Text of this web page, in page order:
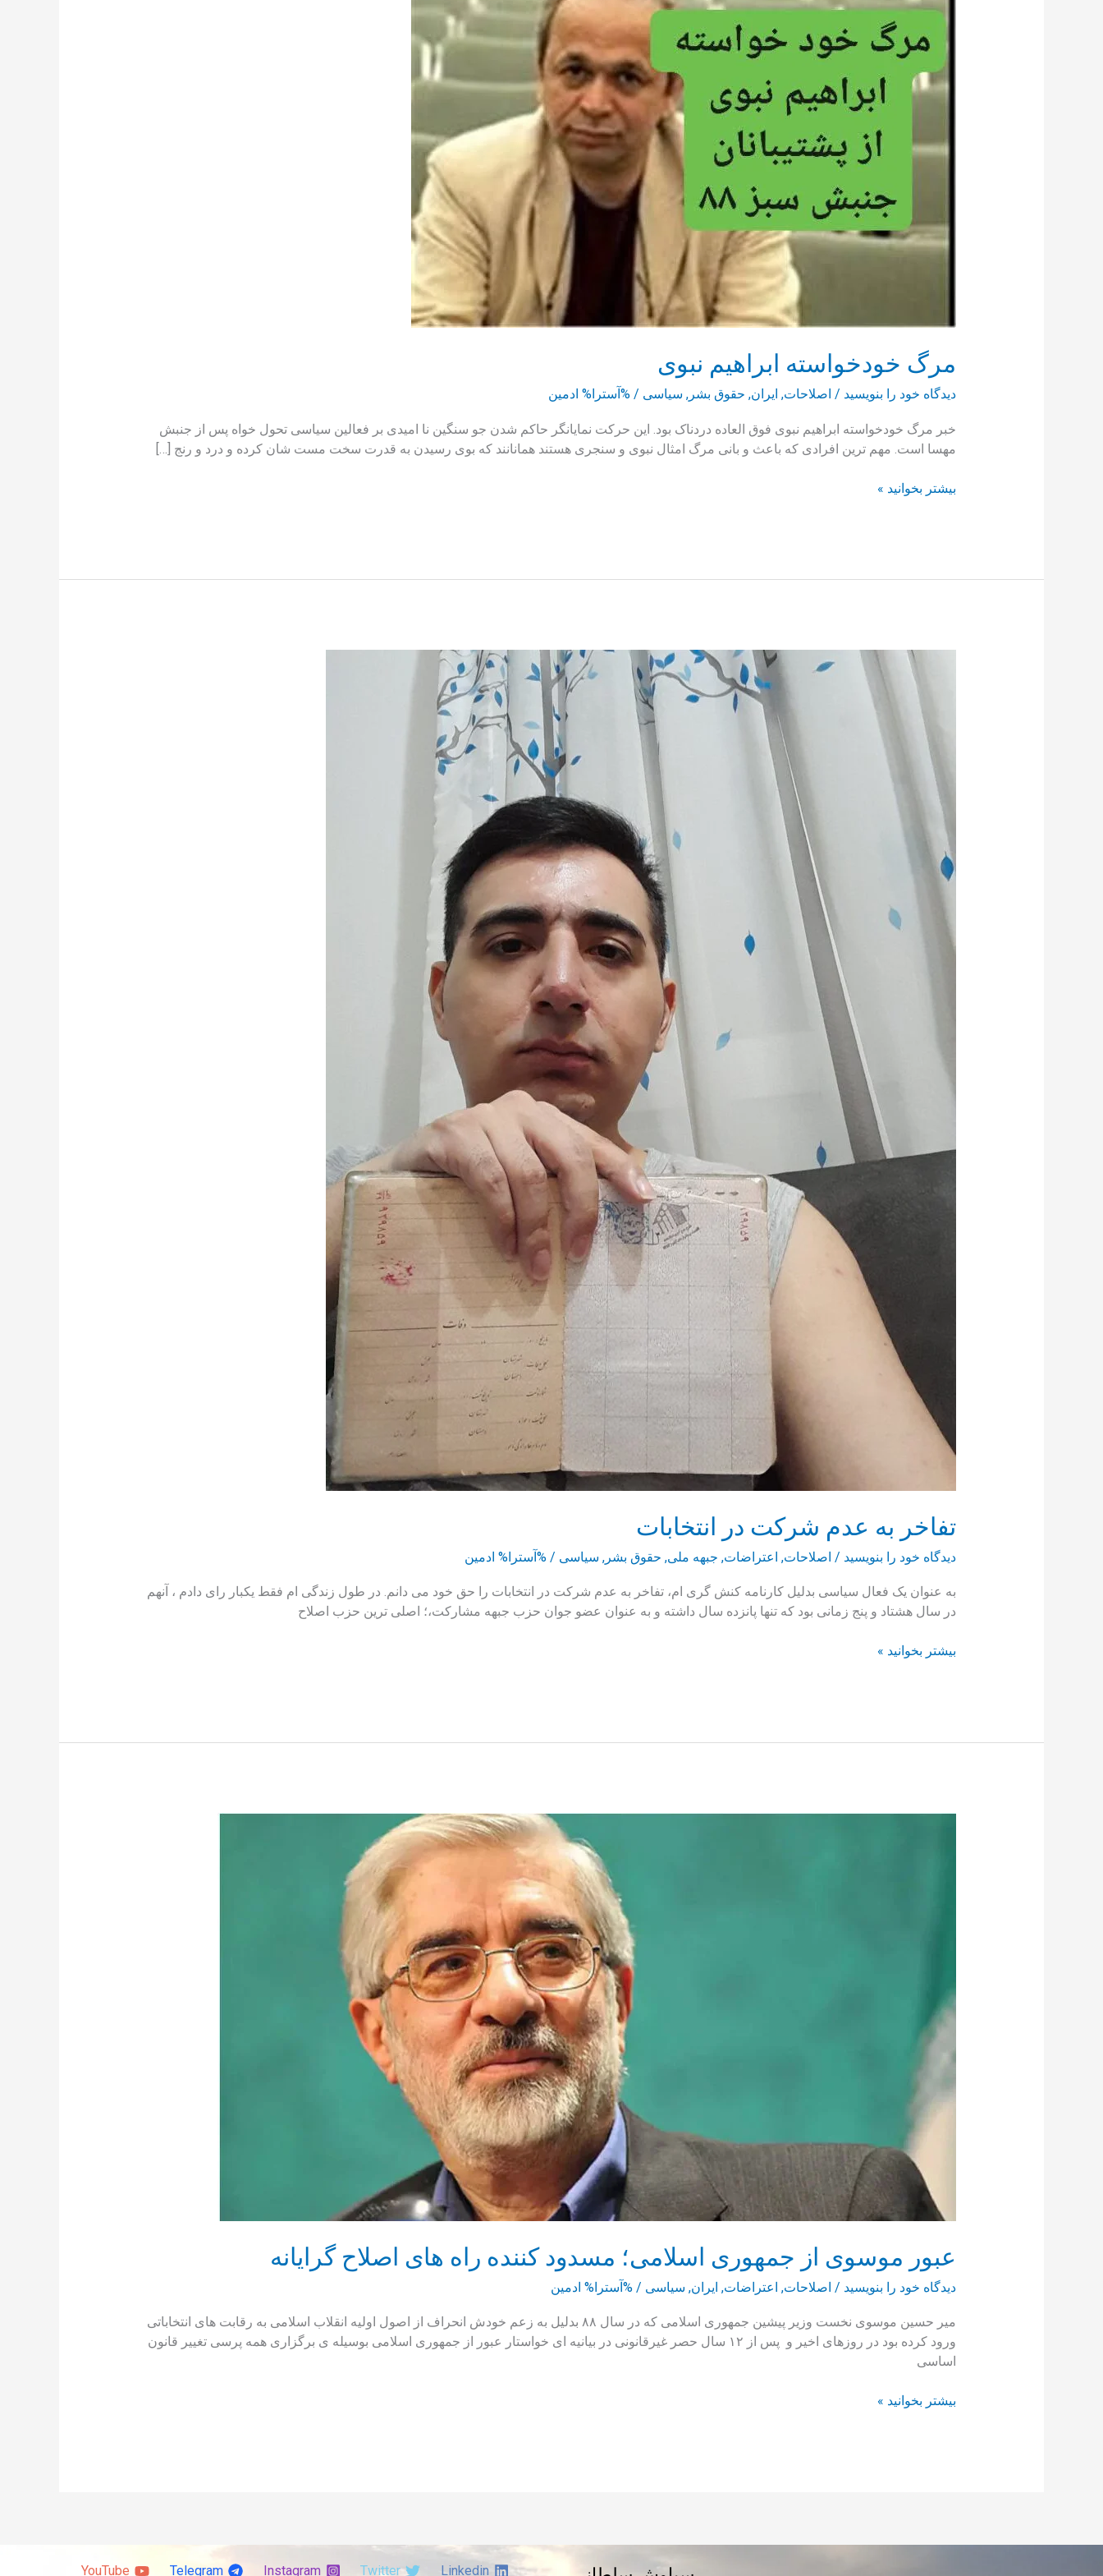
مرگ خودخواسته ابراهیم نبوی
دیدگاه‌ خود را بنویسید / اصلاحات, ایران, حقوق بشر , سیاسی / %آسترا% ادمین
خبر مرگ خودخواسته ابراهیم نبوی فوق العاده دردناک بود. این حرکت نمایانگر حاکم شدن جو سنگین نا امیدی بر فعالین سیاسی تحول خواه پس از جنبش
مهسا است. مهم ترین افرادی که باعث و بانی مرگ امثال نبوی و سنجری هستند همانانند که بوی رسیدن به قدرت سخت مست شان کرده و درد و رنج […]
نبوی
بیشتر بخوانید »
تفاخر به عدم شرکت در انتخابات
دیدگاه‌ خود را بنویسید / اصلاحات, اعتراضات, جبهه ملی, حقوق بشر , سیاسی / %آسترا% ادمین
به عنوان یک فعال سیاسی بدلیل کارنامه کنش گری ام، تفاخر به عدم شرکت در انتخابات را حق خود می دانم. در طول زندگی ام فقط یکبار رای دادم ، آنهم
در سال هشتاد و پنج زمانی بود که تنها پانزده سال داشته و به عنوان عضو جوان حزب جبهه مشارکت،؛ اصلی ترین حزب اصلاح
شرکت
انتخابات
بیشتر بخوانید »
عبور موسوی از جمهوری اسلامی؛ مسدود کننده راه های اصلاح گرایانه
دیدگاه‌ خود را بنویسید / اصلاحات, اعتراضات, ایران, سیاسی / %آسترا% ادمین
میر حسین موسوی نخست وزیر پیشین جمهوری اسلامی که در سال ۸۸ بدلیل به زعم خودش انحراف از اصول اولیه انقلاب اسلامی به رقابت های انتخاباتی
ورود کرده بود در روزهای اخیر و پس از ۱۲ سال حصر غیرقانونی در بیانیه ای خواستار عبور از جمهوری اسلامی بوسیله ی برگزاری همه پرسی تغییر قانون
اساسی
اصلاح
گرایانه
بیشتر بخوانید »
Linkedin
Twitter
Instagram
Telegram
YouTube